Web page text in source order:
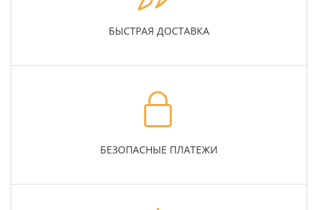
БЫСТРАЯ ДОСТАВКА
БЕЗОПАСНЫЕ ПЛАТЕЖИ